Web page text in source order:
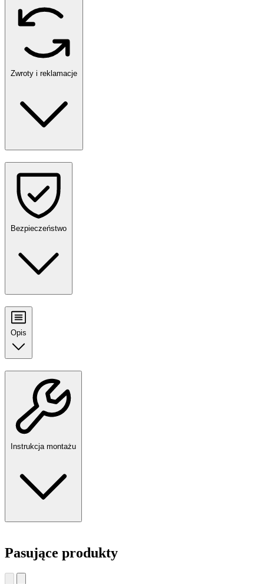
Zwroty i reklamacje
Bezpieczeństwo
Opis
Instrukcja montażu
Pasujące produkty